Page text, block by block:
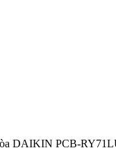
DAIKIN PCB-